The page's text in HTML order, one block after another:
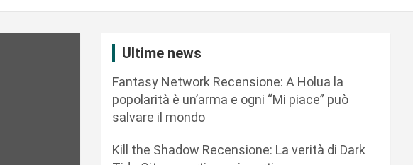
Ultime news
Fantasy Network Recensione: A Holua la
popolarità è un’arma e ogni “Mi piace” può
salvare il mondo
Kill the Shadow Recensione: La verità di Dark